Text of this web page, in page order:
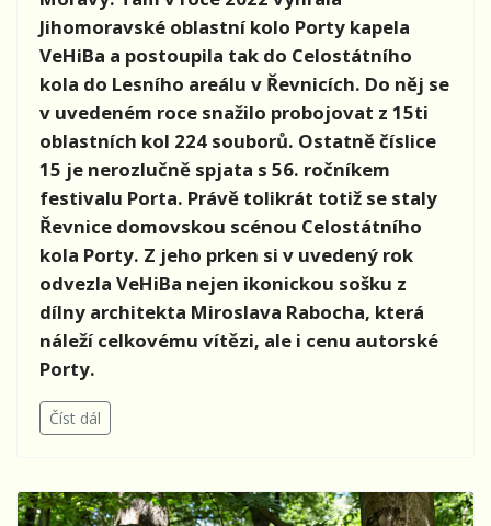
Jihomoravské oblastní kolo Porty kapela
VeHiBa a postoupila tak do Celostátního
kola do Lesního areálu v Řevnicích. Do něj se
v uvedeném roce snažilo probojovat z 15ti
oblastních kol 224 souborů. Ostatně číslice
15 je nerozlučně spjata s 56. ročníkem
festivalu Porta. Právě tolikrát totiž se staly
Řevnice domovskou scénou Celostátního
kola Porty. Z jeho prken si v uvedený rok
odvezla VeHiBa nejen ikonickou sošku z
dílny architekta Miroslava Rabocha, která
náleží celkovému vítězi, ale i cenu autorské
Porty.
Číst dál